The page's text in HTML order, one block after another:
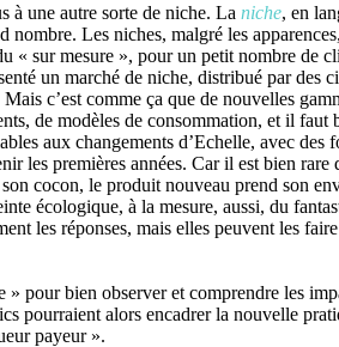
à une autre sorte de niche. La niche, en
nombre. Les niches, malgré les
« sur mesure », pour un petit nombre de
un marché de niche, distribué par
c’est comme ça que de nouvelles
de modèles de consommation, et il
aux changements d’Echelle, avec
les premières années. Car il est bien
cocon, le produit nouveau prend son
écologique, à la mesure, aussi, du
les réponses, mais elles peuvent les
pour bien observer et comprendre les
pourraient alors encadrer la nouvelle
payeur ».